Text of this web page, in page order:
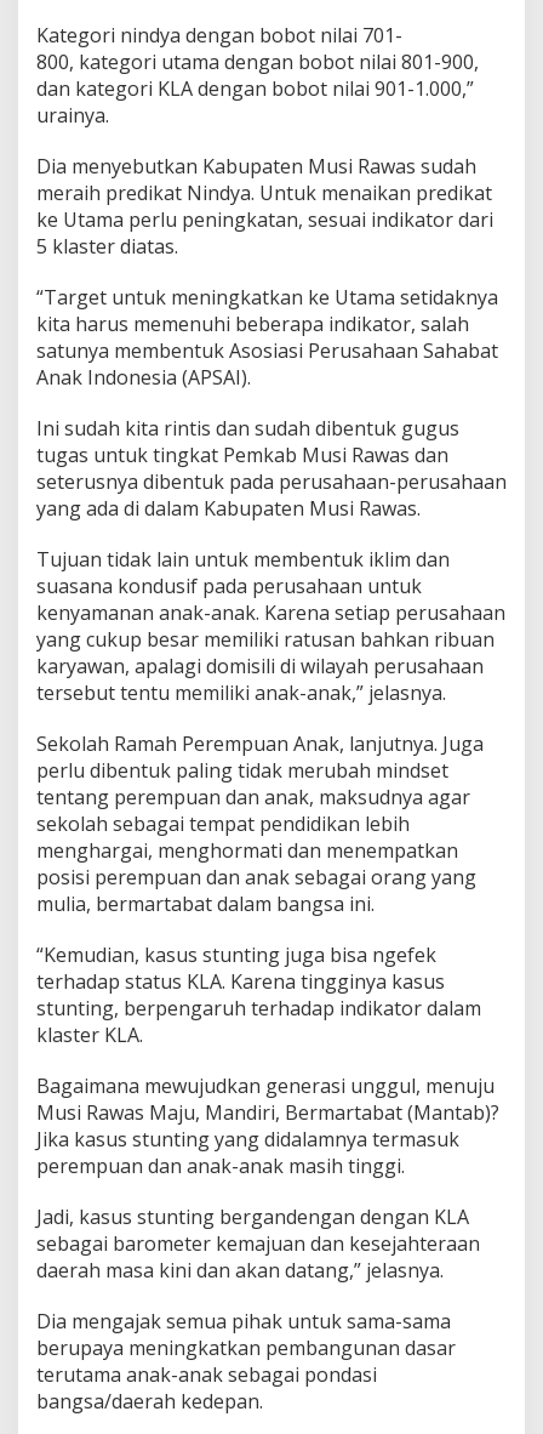
Kategori nindya dengan bobot nilai 701-
800, kategori utama dengan bobot nilai 801-900,
dan kategori KLA dengan bobot nilai 901-1.000,”
urainya.
Dia menyebutkan Kabupaten Musi Rawas sudah
meraih predikat Nindya. Untuk menaikan predikat
ke Utama perlu peningkatan, sesuai indikator dari
5 klaster diatas.
“Target untuk meningkatkan ke Utama setidaknya
kita harus memenuhi beberapa indikator, salah
satunya membentuk Asosiasi Perusahaan Sahabat
Anak Indonesia (APSAI).
Ini sudah kita rintis dan sudah dibentuk gugus
tugas untuk tingkat Pemkab Musi Rawas dan
seterusnya dibentuk pada perusahaan-perusahaan
yang ada di dalam Kabupaten Musi Rawas.
Tujuan tidak lain untuk membentuk iklim dan
suasana kondusif pada perusahaan untuk
kenyamanan anak-anak. Karena setiap perusahaan
yang cukup besar memiliki ratusan bahkan ribuan
karyawan, apalagi domisili di wilayah perusahaan
tersebut tentu memiliki anak-anak,” jelasnya.
Sekolah Ramah Perempuan Anak, lanjutnya. Juga
perlu dibentuk paling tidak merubah mindset
tentang perempuan dan anak, maksudnya agar
sekolah sebagai tempat pendidikan lebih
menghargai, menghormati dan menempatkan
posisi perempuan dan anak sebagai orang yang
mulia, bermartabat dalam bangsa ini.
“Kemudian, kasus stunting juga bisa ngefek
terhadap status KLA. Karena tingginya kasus
stunting, berpengaruh terhadap indikator dalam
klaster KLA.
Bagaimana mewujudkan generasi unggul, menuju
Musi Rawas Maju, Mandiri, Bermartabat (Mantab)?
Jika kasus stunting yang didalamnya termasuk
perempuan dan anak-anak masih tinggi.
Jadi, kasus stunting bergandengan dengan KLA
sebagai barometer kemajuan dan kesejahteraan
daerah masa kini dan akan datang,” jelasnya.
Dia mengajak semua pihak untuk sama-sama
berupaya meningkatkan pembangunan dasar
terutama anak-anak sebagai pondasi
bangsa/daerah kedepan.